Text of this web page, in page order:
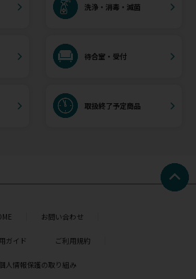
洗浄・消毒・滅菌
待合室・受付
取扱終了予定商品
お問い合わせ
ガイド ご利用規約
人情報保護の取り組み